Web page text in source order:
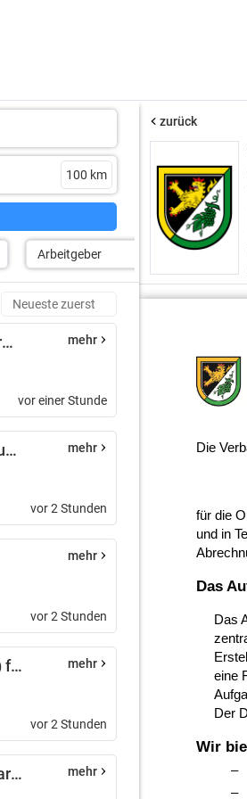
Arbeitgeber
Sachbearbeiter/in für die zentrale Vergabestelle (m/w/d) mehr
vor einer Stunde
Mitarbeiter/in (m/w/d) in der Verwaltung des Abfallwirtschaftsbetriebes mehr
vor 2 Stunden
mehr
vor 2 Stunden
Technische Sachbearbeitung (m/w/d) für den Gutachterausschuss - Befristet in Teilzeit (50%) mehr
vor 2 Stunden
Hauptamtlichen Atemschutzgerätewart (m/w/d) mehr
zurück